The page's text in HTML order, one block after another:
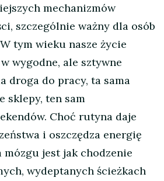
mechanizmów
szczególnie ważny dla osób
tym wieku nasze życie
wygodne, ale sztywne
droga do pracy, ta sama
sklepy, ten sam
Choć rutyna daje
i oszczędza energię
mózgu jest jak chodzenie
wydeptanych ścieżkach